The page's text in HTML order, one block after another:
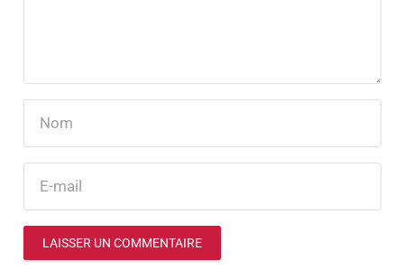
LAISSER UN COMMENTAIRE